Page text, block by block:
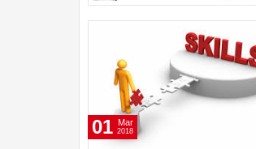
01 Mar
2018